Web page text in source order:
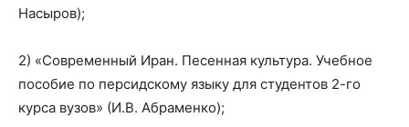
Насыров);
2) «Современный Иран. Песенная культура. Учебное
пособие по персидскому языку для студентов 2-го
курса вузов» (И.В. Абраменко);